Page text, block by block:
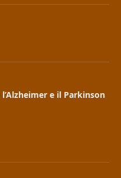
e il Parkinson